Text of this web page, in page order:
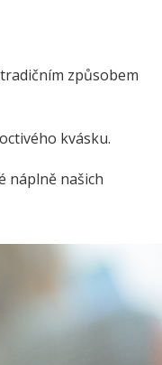
způsobem
kvásku.
náplně našich